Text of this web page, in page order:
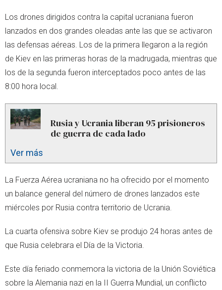
Los drones dirigidos contra la capital ucraniana fueron
lanzados en dos grandes oleadas ante las que se activaron
las defensas aéreas. Los de la primera llegaron a la región
de Kiev en las primeras horas de la madrugada, mientras que
los de la segunda fueron interceptados poco antes de las
8:00 hora local.
Rusia y Ucrania liberan 95 prisioneros
de guerra de cada lado
Ver más
La Fuerza Aérea ucraniana no ha ofrecido por el momento
un balance general del número de drones lanzados este
miércoles por Rusia contra territorio de Ucrania.
La cuarta ofensiva sobre Kiev se produjo 24 horas antes de
que Rusia celebrara el Día de la Victoria.
Este día feriado conmemora la victoria de la Unión Soviética
sobre la Alemania nazi en la II Guerra Mundial, un conflicto